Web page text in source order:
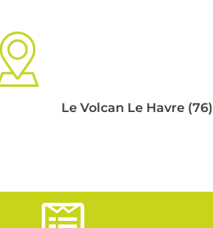
Le Volcan Le Havre (76)